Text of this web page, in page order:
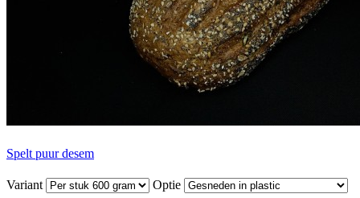
Spelt puur desem
Variant Optie